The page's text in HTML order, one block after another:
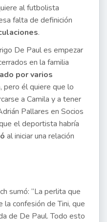
al futbolista
falta de definición
.
De Paul es empezar
en la familia
por varios
, pero él quiere que lo
a Camila y a tener
Pallares en Socios
el deportista habría
al iniciar una relación
sumó: “La perlita que
confesión de Tini, que
de De Paul. Todo esto